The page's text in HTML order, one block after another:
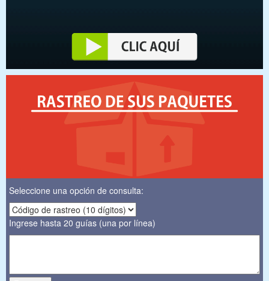
Seleccione una opción de consulta:
Ingrese hasta 20 guías (una por línea)